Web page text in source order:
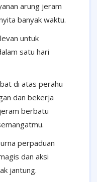
arung jeram
banyak waktu.
untuk
satu hari
di atas perahu
dan bekerja
berbatu
perpaduan
dan aksi
jantung.